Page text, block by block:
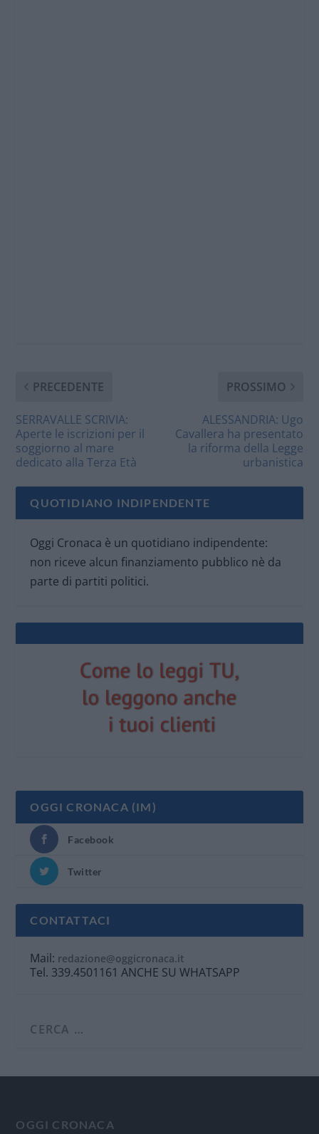
PRECEDENTE
SERRAVALLE SCRIVIA:
Aperte le iscrizioni per il
soggiorno al mare
dedicato alla Terza Età
PROSSIMO
ALESSANDRIA: Ugo
Cavallera ha presentato
la riforma della Legge
urbanistica
QUOTIDIANO INDIPENDENTE
Oggi Cronaca è un quotidiano indipendente:
non riceve alcun finanziamento pubblico nè da
parte di partiti politici.
OGGI CRONACA (IM)
Facebook
Twitter
CONTATTACI
Mail: redazione@oggicronaca.it
Tel. 339.4501161 ANCHE SU WHATSAPP
OGGI CRONACA